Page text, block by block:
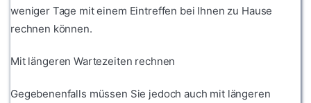
weniger Tage mit einem Eintreffen bei Ihnen zu Hause
rechnen können.
Mit längeren Wartezeiten rechnen
Gegebenenfalls müssen Sie jedoch auch mit längeren